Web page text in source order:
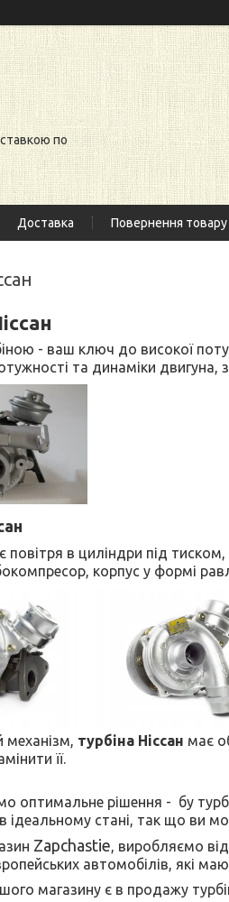
по
Доставка Повернення товару
- ваш ключ до високої
та динаміки
повітря в циліндри під
корпус у формі
механізм, турбіна Ніссан має
її.
оптимальне рішення - бу
ідеальному стані, так що ви
Zapchastie, виробляємо
автомобілів, які
магазину є в продажу